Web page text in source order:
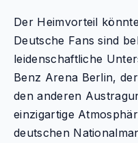
Der Heimvorteil
Deutsche Fans sind
leidenschaftliche
Benz Arena Berlin,
den anderen
einzigartige
deutschen